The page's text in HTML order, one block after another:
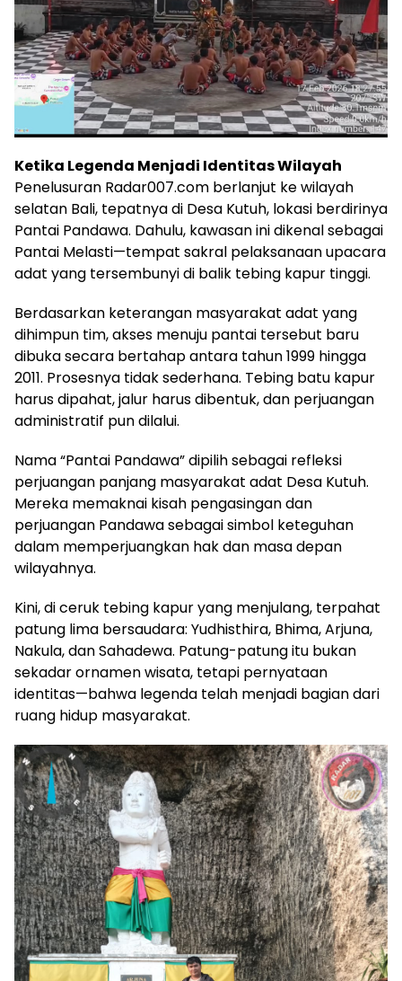
Ketika Legenda Menjadi Identitas Wilayah
Penelusuran Radar007.com berlanjut ke wilayah
selatan Bali, tepatnya di Desa Kutuh, lokasi berdirinya
Pantai Pandawa. Dahulu, kawasan ini dikenal sebagai
Pantai Melasti—tempat sakral pelaksanaan upacara
adat yang tersembunyi di balik tebing kapur tinggi.
Berdasarkan keterangan masyarakat adat yang
dihimpun tim, akses menuju pantai tersebut baru
dibuka secara bertahap antara tahun 1999 hingga
2011. Prosesnya tidak sederhana. Tebing batu kapur
harus dipahat, jalur harus dibentuk, dan perjuangan
administratif pun dilalui.
Nama “Pantai Pandawa” dipilih sebagai refleksi
perjuangan panjang masyarakat adat Desa Kutuh.
Mereka memaknai kisah pengasingan dan
perjuangan Pandawa sebagai simbol keteguhan
dalam memperjuangkan hak dan masa depan
wilayahnya.
Kini, di ceruk tebing kapur yang menjulang, terpahat
patung lima bersaudara: Yudhisthira, Bhima, Arjuna,
Nakula, dan Sahadewa. Patung-patung itu bukan
sekadar ornamen wisata, tetapi pernyataan
identitas—bahwa legenda telah menjadi bagian dari
ruang hidup masyarakat.